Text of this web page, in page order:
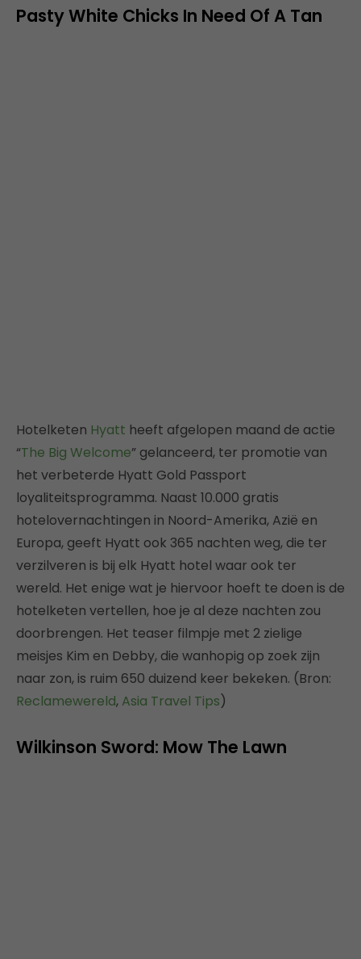
Pasty White Chicks In Need Of A Tan
Hotelketen Hyatt heeft afgelopen maand de actie
“The Big Welcome” gelanceerd, ter promotie van
het verbeterde Hyatt Gold Passport
loyaliteitsprogramma. Naast 10.000 gratis
hotelovernachtingen in Noord-Amerika, Azië en
Europa, geeft Hyatt ook 365 nachten weg, die ter
verzilveren is bij elk Hyatt hotel waar ook ter
wereld. Het enige wat je hiervoor hoeft te doen is de
hotelketen vertellen, hoe je al deze nachten zou
doorbrengen. Het teaser filmpje met 2 zielige
meisjes Kim en Debby, die wanhopig op zoek zijn
naar zon, is ruim 650 duizend keer bekeken. (Bron:
Reclamewereld, Asia Travel Tips)
Wilkinson Sword: Mow The Lawn